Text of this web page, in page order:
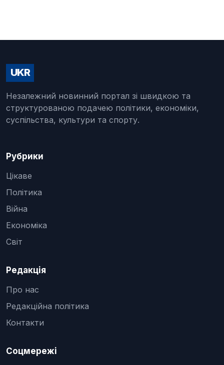
UKR
Незалежний новинний портал зі швидкою та
структурованою подачею політики, економіки,
суспільства, культури та спорту.
Рубрики
Цікаве
Політика
Війна
Економіка
Світ
Редакція
Про нас
Редакційна політика
Контакти
Соцмережі